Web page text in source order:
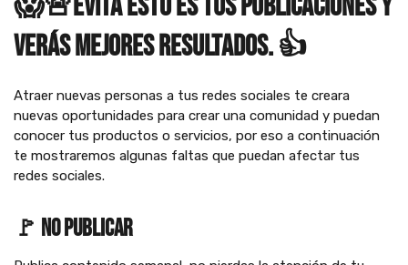
verás mejores resultados. 👍
Atraer nuevas personas a tus redes sociales te creara
nuevas oportunidades para crear una comunidad y puedan
conocer tus productos o servicios, por eso a continuación
te mostraremos algunas faltas que puedan afectar tus
redes sociales.
🚩 no publicar